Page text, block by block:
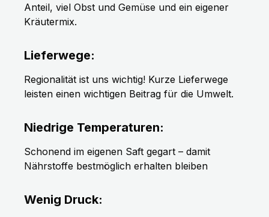
Anteil, viel Obst und Gemüse und ein eigener
Kräutermix.
Lieferwege:
Regionalität ist uns wichtig! Kurze Lieferwege
leisten einen wichtigen Beitrag für die Umwelt.
Niedrige Temperaturen:
Schonend im eigenen Saft gegart – damit
Nährstoffe bestmöglich erhalten bleiben
Wenig Druck: